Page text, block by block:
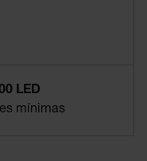
LED
mínimas